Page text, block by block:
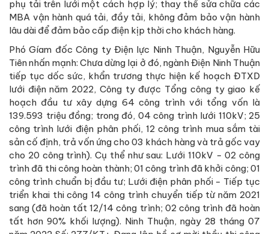
phụ tải trên lưới một cách hợp lý; thay thế sửa chữa các
MBA vận hành quá tải, đầy tải, không đảm bảo vận hành
lâu dài để đảm bảo cấp điện kịp thời cho khách hàng.
Phó Gíam đốc Công ty Điện lực Ninh Thuận, Nguyễn Hữu
Tiên nhấn mạnh: Chưa dừng lại ở đó, ngành Điện Ninh Thuận
tiếp tục dốc sức, khẩn trương thực hiện kế hoạch ĐTXD
lưới điện năm 2022, Công ty được Tổng công ty giao kế
hoạch đầu tư xây dựng 64 công trình với tổng vốn là
139.593 triệu đồng; trong đó, 04 công trình lưới 110kV; 25
công trình lưới điện phân phối, 12 công trình mua sắm tài
sản cố định, trả vốn ứng cho 03 khách hàng và trả gốc vay
cho 20 công trình). Cụ thể như sau: Lưới 110kV - 02 công
trình đã thi công hoàn thành; 01 công trình đã khởi công; 01
công trình chuẩn bị đầu tư; Lưới điện phân phối - Tiếp tục
triển khai thi công 14 công trình chuyển tiếp từ năm 2021
sang (đã hoàn tất 12/14 công trình; 02 công trình đã hoàn
tất hơn 90% khối lượng). Ninh Thuận, ngày 28 tháng 07